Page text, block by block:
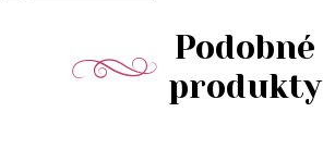
Podobné
produkty